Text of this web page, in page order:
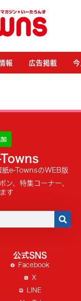
報 広告掲載
Towns
紙e-TownsのWEB版
ン、特集コーナー、
す
公式SNS
Facebook
X
LINE